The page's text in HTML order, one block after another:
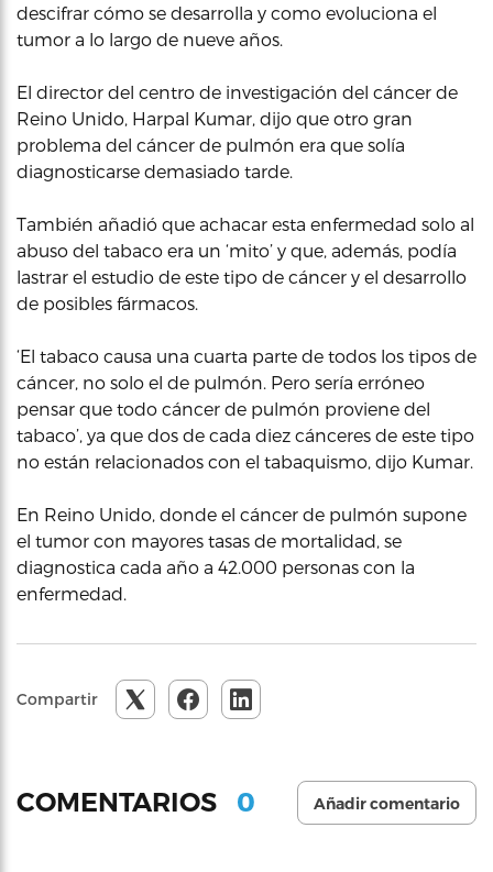
descifrar cómo se desarrolla y como evoluciona el
tumor a lo largo de nueve años.
El director del centro de investigación del cáncer de
Reino Unido, Harpal Kumar, dijo que otro gran
problema del cáncer de pulmón era que solía
diagnosticarse demasiado tarde.
También añadió que achacar esta enfermedad solo al
abuso del tabaco era un ‘mito’ y que, además, podía
lastrar el estudio de este tipo de cáncer y el desarrollo
de posibles fármacos.
‘El tabaco causa una cuarta parte de todos los tipos de
cáncer, no solo el de pulmón. Pero sería erróneo
pensar que todo cáncer de pulmón proviene del
tabaco’, ya que dos de cada diez cánceres de este tipo
no están relacionados con el tabaquismo, dijo Kumar.
En Reino Unido, donde el cáncer de pulmón supone
el tumor con mayores tasas de mortalidad, se
diagnostica cada año a 42.000 personas con la
enfermedad.
Compartir
COMENTARIOS 0 Añadir comentario